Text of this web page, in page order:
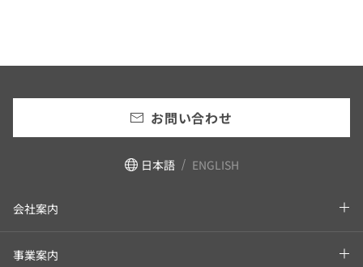
お問い合わせ
日本語 ENGLISH
会社案内
事業案内